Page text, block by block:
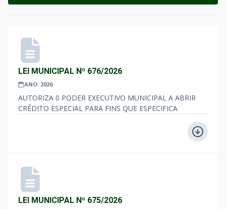
LEI MUNICIPAL Nº 676/2026
ANO: 2026
AUTORIZA 0 PODER EXECUTIVO MUNICIPAL A ABRIR
CRÉDITO ESPECIAL PARA FINS QUE ESPECIFICA
LEI MUNICIPAL Nº 675/2026